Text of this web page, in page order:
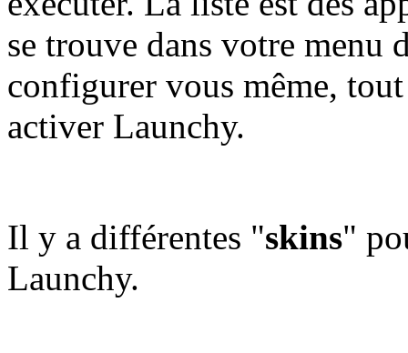
se trouve dans votre menu
configurer vous même,
activer Launchy.
Il y a différentes "skins"
Launchy.